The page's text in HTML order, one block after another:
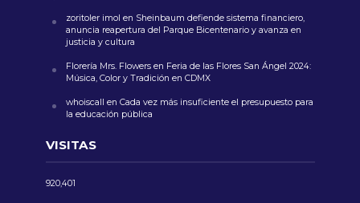
zoritoler imol en Sheinbaum defiende sistema financiero,
anuncia reapertura del Parque Bicentenario y avanza en
justicia y cultura
Florería Mrs. Flowersen Feria de las Flores San Ángel 2024:
Música, Color y Tradición en CDMX
whoiscall en Cada vez más insuficiente el presupuesto para
la educación pública
VISITAS
920,401